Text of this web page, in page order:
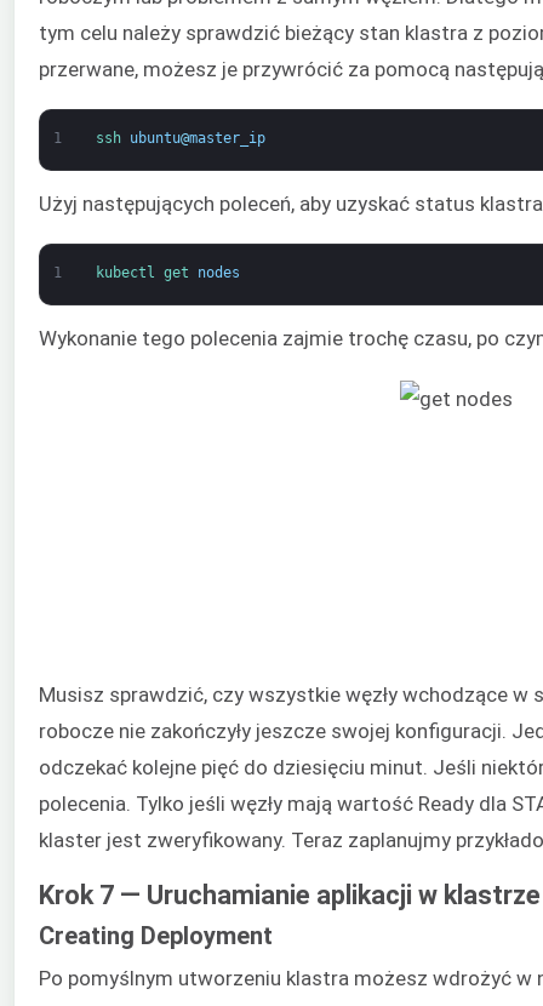
tym celu należy sprawdzić bieżący stan klastra z
przerwane, możesz je przywrócić za pomocą
1 ssh ubuntu@master_ip
Użyj następujących poleceń, aby uzyskać status
1 kubectl get nodes
Wykonanie tego polecenia zajmie trochę czasu, po
Musisz sprawdzić, czy wszystkie węzły wchodzące
robocze nie zakończyły jeszcze swojej konfiguracji.
odczekać kolejne pięć do dziesięciu minut. Jeśli
polecenia. Tylko jeśli węzły mają wartość Ready dla
klaster jest zweryfikowany. Teraz zaplanujmy
Krok 7 — Uruchamianie aplikacji w klastrze
Creating Deployment
Po pomyślnym utworzeniu klastra możesz wdrożyć w